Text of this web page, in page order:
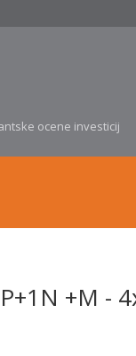
ocene investicij
+M -